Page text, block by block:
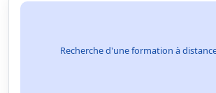
Recherche d'une formation à